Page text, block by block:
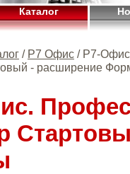
Каталог
/ Р7 Офис / Р7-
- расширение